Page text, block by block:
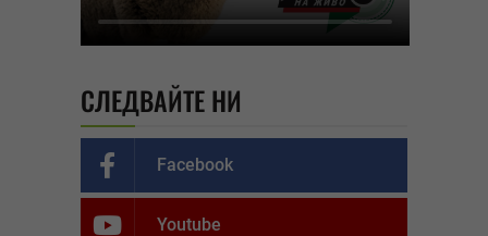
СЛЕДВАЙТЕ НИ
Facebook
Youtube